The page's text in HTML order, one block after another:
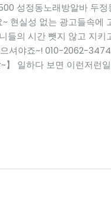
성정동노래방알바 두
현실성 없는 광고들속에
들의 시간 뺏지 않고 지키
셔야죠~! 010-2062-
일하다 보면 이런저런